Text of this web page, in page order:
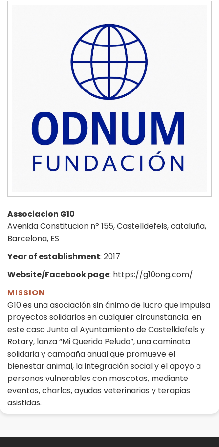
Associacion G10
Avenida Constitucion nº 155, Castelldefels, cataluña,
Barcelona, ES
Year of establishment: 2017
Website/Facebook page: https://g10ong.com/
MISSION
G10 es una asociación sin ánimo de lucro que impulsa
proyectos solidarios en cualquier circunstancia. en
este caso Junto al Ayuntamiento de Castelldefels y
Rotary, lanza “Mi Querido Peludo”, una caminata
solidaria y campaña anual que promueve el
bienestar animal, la integración social y el apoyo a
personas vulnerables con mascotas, mediante
eventos, charlas, ayudas veterinarias y terapias
asistidas.